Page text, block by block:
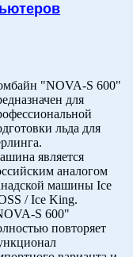
"NOVA-S 600"
для
льда для
является
аналогом
машины Ice
/ Ice King.
S 600"
повторяет